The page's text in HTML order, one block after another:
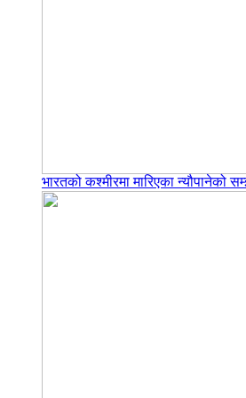
भारतको कश्मीरमा मारिएका न्यौपानेको